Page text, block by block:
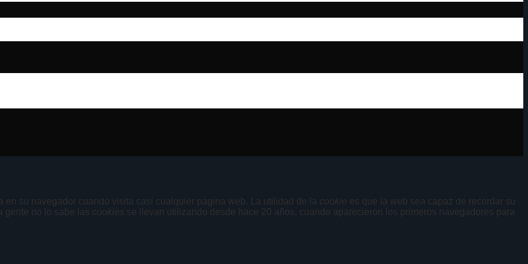
en su navegador cuando visita casi cualquier página web. La utilidad de la cookie es que la web sea capaz de recordar su
gente no lo sabe las cookies se llevan utilizando desde hace 20 años, cuando aparecieron los primeros navegadores para